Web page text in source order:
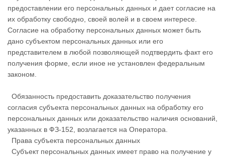
предоставлении его персональных данных и дает согласие на
их обработку свободно, своей волей и в своем интересе.
Согласие на обработку персональных данных может быть
дано субъектом персональных данных или его
представителем в любой позволяющей подтвердить факт его
получения форме, если иное не установлен федеральным
законом.
Обязанность предоставить доказательство получения
согласия субъекта персональных данных на обработку его
персональных данных или доказательство наличия оснований,
указанных в ФЗ-152, возлагается на Оператора.
Права субъекта персональных данных
Субъект персональных данных имеет право на получение у